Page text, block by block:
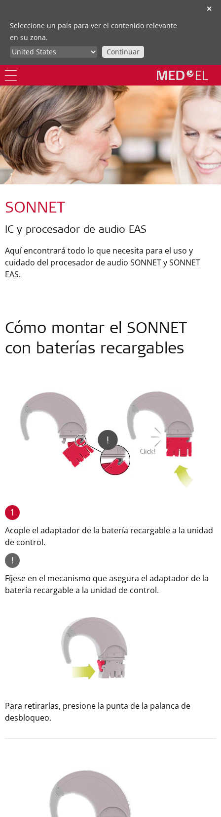
✕
Seleccione un país para ver el contenido relevante
en su zona.
Continuar
SONNET
IC y procesador de audio EAS
Aquí encontrará todo lo que necesita para el uso y
cuidado del procesador de audio SONNET y SONNET
EAS.
Cómo montar el SONNET
con baterías recargables
1
Acople el adaptador de la batería recargable a la unidad
de control.
!
Fíjese en el mecanismo que asegura el adaptador de la
batería recargable a la unidad de control.
Para retirarlas, presione la punta de la palanca de
desbloqueo.